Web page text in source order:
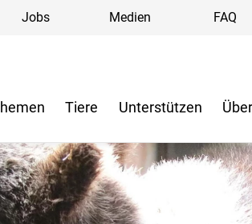
Jobs Medien FAQ
Tiere Unterstützen